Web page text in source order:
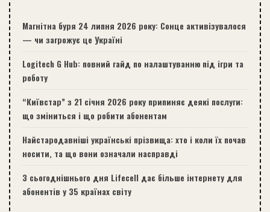
Магнітна буря 24 липня 2026 року: Сонце активізувалося
— чи загрожує це Україні
Logitech G Hub: повний гайд по налаштуванню під ігри та
роботу
“Київстар” з 21 січня 2026 року припиняє деякі послуги:
що зміниться і що робити абонентам
Найстародавніші українські прізвища: хто і коли їх почав
носити, та що вони означали насправді
З сьогоднішнього дня Lifecell дає більше інтернету для
абонентів у 35 країнах світу